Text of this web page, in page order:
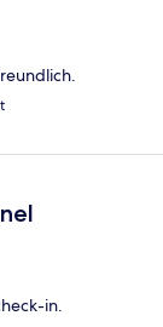
in.